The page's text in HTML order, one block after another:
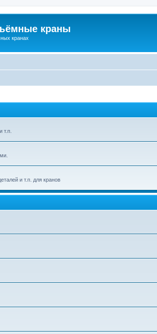
краны
кранах
т.п.
и т.п. для кранов